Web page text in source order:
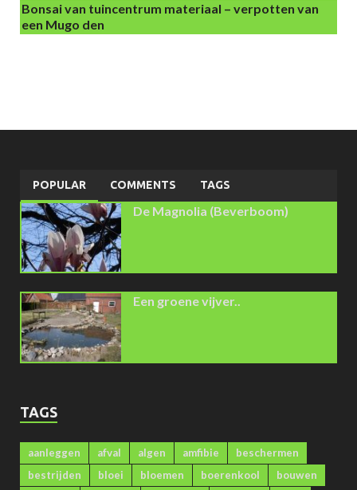
Bonsai van tuincentrum materiaal – verpotten van
een Mugo den
POPULAR COMMENTS TAGS
De Magnolia (Beverboom)
Een groene vijver..
TAGS
aanleggen afval algen amfibie
beschermen
bestrijden
bloei bloemen boerenkool
bouwen